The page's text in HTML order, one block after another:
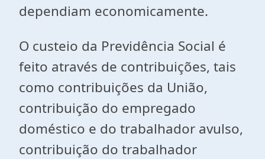
dependiam economicamente.
O custeio da Previdência Social é
feito através de contribuições, tais
como contribuições da União,
contribuição do empregado
doméstico e do trabalhador avulso,
contribuição do trabalhador